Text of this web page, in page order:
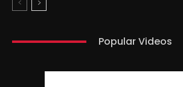
Popular Videos